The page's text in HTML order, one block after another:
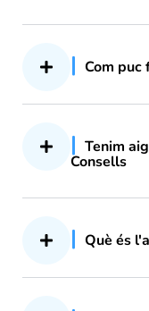
Com puc
Tenim
Consells
Què és